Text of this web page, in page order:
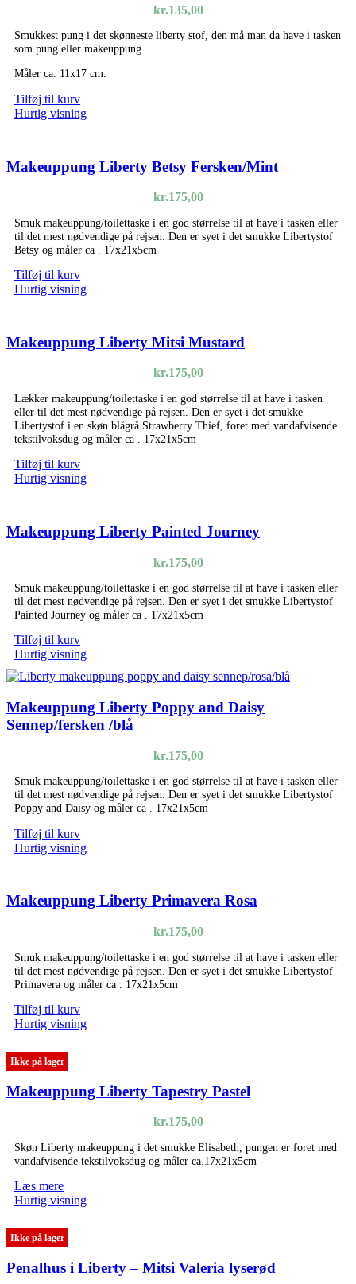
kr.135,00
Smukkest pung i det skønneste liberty stof, den må man da have i tasken
som pung eller makeuppung.
Måler ca. 11x17 cm.
Tilføj til kurv
Hurtig visning
Makeuppung Liberty Betsy Fersken/Mint
kr.175,00
Smuk makeuppung/toilettaske i en god størrelse til at have i tasken eller
til det mest nødvendige på rejsen. Den er syet i det smukke Libertystof
Betsy og måler ca . 17x21x5cm
Tilføj til kurv
Hurtig visning
Makeuppung Liberty Mitsi Mustard
kr.175,00
Lækker makeuppung/toilettaske i en god størrelse til at have i tasken
eller til det mest nødvendige på rejsen. Den er syet i det smukke
Libertystof i en skøn blågrå Strawberry Thief, foret med vandafvisende
tekstilvoksdug og måler ca . 17x21x5cm
Tilføj til kurv
Hurtig visning
Makeuppung Liberty Painted Journey
kr.175,00
Smuk makeuppung/toilettaske i en god størrelse til at have i tasken eller
til det mest nødvendige på rejsen. Den er syet i det smukke Libertystof
Painted Journey og måler ca . 17x21x5cm
Tilføj til kurv
Hurtig visning
Makeuppung Liberty Poppy and Daisy
Sennep/fersken /blå
kr.175,00
Smuk makeuppung/toilettaske i en god størrelse til at have i tasken eller
til det mest nødvendige på rejsen. Den er syet i det smukke Libertystof
Poppy and Daisy og måler ca . 17x21x5cm
Tilføj til kurv
Hurtig visning
Makeuppung Liberty Primavera Rosa
kr.175,00
Smuk makeuppung/toilettaske i en god størrelse til at have i tasken eller
til det mest nødvendige på rejsen. Den er syet i det smukke Libertystof
Primavera og måler ca . 17x21x5cm
Tilføj til kurv
Hurtig visning
Ikke på lager
Makeuppung Liberty Tapestry Pastel
kr.175,00
Skøn Liberty makeuppung i det smukke Elisabeth, pungen er foret med
vandafvisende tekstilvoksdug og måler ca.17x21x5cm
Læs mere
Hurtig visning
Ikke på lager
Penalhus i Liberty – Mitsi Valeria lyserød